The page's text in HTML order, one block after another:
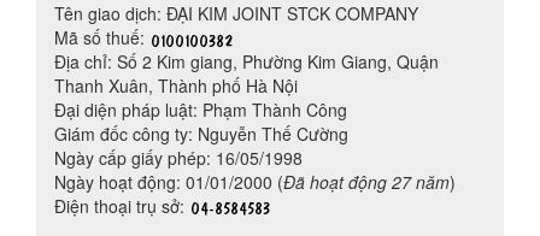
Tên giao dịch: ĐẠI KIM JOINT STCK COMPANY
Mã số thuế:
Địa chỉ: Số 2 Kim giang, Phường Kim Giang, Quận
Thanh Xuân, Thành phố Hà Nội
Đại diện pháp luật: Phạm Thành Công
Giám đốc công ty: Nguyễn Thế Cường
Ngày cấp giấy phép: 16/05/1998
Ngày hoạt động: 01/01/2000 (Đã hoạt động 27 năm)
Điện thoại trụ sở: